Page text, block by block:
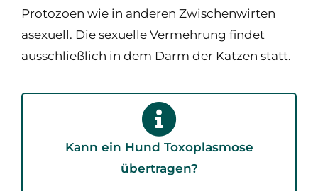
Protozoen wie in anderen Zwischenwirten
asexuell. Die sexuelle Vermehrung findet
ausschließlich in dem Darm der Katzen statt.
Kann ein Hund Toxoplasmose
übertragen?